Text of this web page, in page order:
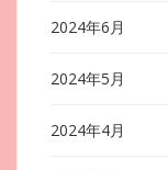
2024年6月
2024年5月
2024年4月